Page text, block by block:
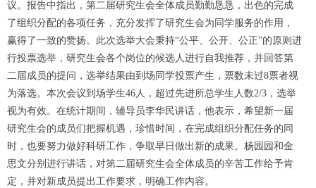
议。报告中指出，第二届研究生会全体成员勤勤恳恳，出色的完成
了组织分配的各项任务，充分发挥了研究生会为同学服务的作用，
赢得了一致的赞扬。此次选举大会秉持“公平、公开、公正”的原则进
行投票选举，研究生会各个岗位的候选人进行自我推荐，并回答第
二届成员的提问，选举结果由到场同学投票产生，票数未过8票者视
为落选。本次会议到场学生46人，超过先进所总学生人数2/3 ，选举
视为有效。在统计期间，辅导员李华民讲话，他表示，希望新一届
研究生会的成员们把握机遇，珍惜时间，在完成组织分配任务的同
时，也要努力做好科研工作，争取早日做出新的成果。 杨园园和金
思文分别进行讲话，对第二届研究生会全体成员的辛苦工作给予肯
定，并对新成员提出工作要求，明确工作内容。